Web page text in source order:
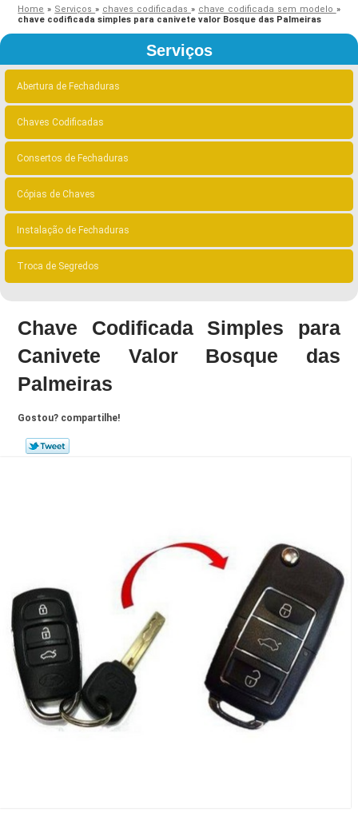
Home » Serviços» chaves codificadas » chave codificada sem modelo »
chave codificada simples para canivete valor Bosque das Palmeiras
Serviços
Abertura de Fechaduras
Chaves Codificadas
Consertos de Fechaduras
Cópias de Chaves
Instalação de Fechaduras
Troca de Segredos
Chave Codificada Simples para
Canivete Valor Bosque das
Palmeiras
Gostou? compartilhe!